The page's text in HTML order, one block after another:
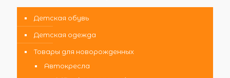
Детская обувь
Детская одежда
Товары для новорожденных
Автокресла